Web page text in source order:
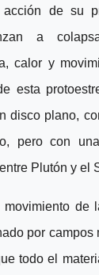
de su
a
calor y
esta
disco plano,
pero con
Plutón y el
movimiento de
por campos
todo el